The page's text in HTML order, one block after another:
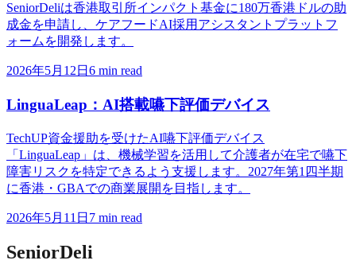
SeniorDeliは香港取引所インパクト基金に180万香港ドルの助
成金を申請し、ケアフードAI採用アシスタントプラットフ
ォームを開発します。
2026年5月12日 6 min read
LinguaLeap：AI搭載嚥下評価デバイス
TechUP資金援助を受けたAI嚥下評価デバイス
「LinguaLeap」は、機械学習を活用して介護者が在宅で嚥下
障害リスクを特定できるよう支援します。2027年第1四半期
に香港・GBAでの商業展開を目指します。
2026年5月11日 7 min read
SeniorDeli